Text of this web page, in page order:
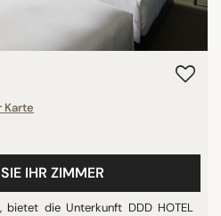
Karte
IHR ZIMMER
bietet die Unterkunft DDD HOTEL